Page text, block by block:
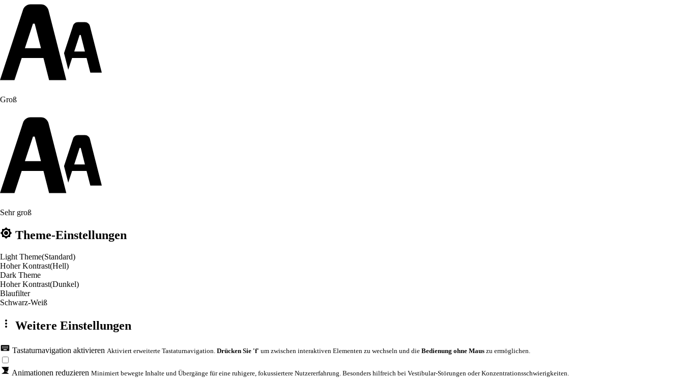
Groß
Sehr groß
Theme-Einstellungen
Light Theme(Standard)
Hoher Kontrast(Hell)
Dark Theme
Hoher Kontrast(Dunkel)
Blaufilter
Schwarz-Weiß
Weitere Einstellungen
Tastaturnavigation aktivieren Aktiviert erweiterte Tastaturnavigation. Drücken Sie 'f' um zwischen interaktiven Elementen zu wechseln und die Bedienung ohne Maus zu ermöglichen.
Animationen reduzieren Minimiert bewegte Inhalte und Übergänge für eine ruhigere, fokussiertere Nutzererfahrung. Besonders hilfreich bei Vestibular-Störungen oder Konzentrationsschwierigkeiten.